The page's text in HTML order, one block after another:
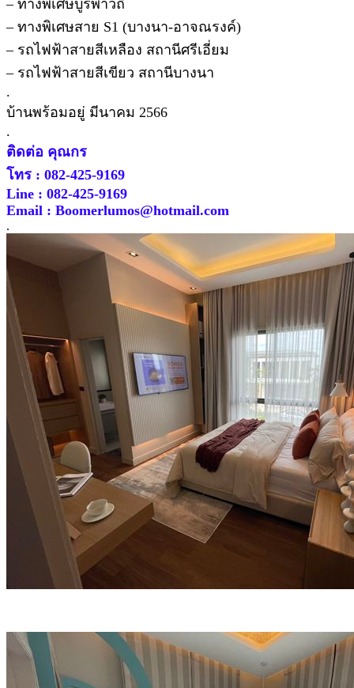
– ทางพิเศษบูรพาวิถี
– ทางพิเศษสาย S1 (บางนา-อาจณรงค์)
– รถไฟฟ้าสายสีเหลือง สถานีศรีเอี่ยม
– รถไฟฟ้าสายสีเขียว สถานีบางนา
.
บ้านพร้อมอยู่ มีนาคม 2566
.
ติดต่อ คุณกร
โทร : 082-425-9169
Line : 082-425-9169
Email : Boomerlumos@hotmail.com
.